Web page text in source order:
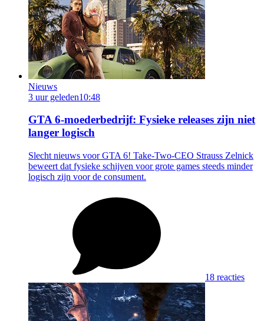
Nieuws
3 uur geleden10:48
GTA 6-moederbedrijf: Fysieke releases zijn niet
langer logisch
Slecht nieuws voor GTA 6! Take-Two-CEO Strauss Zelnick
beweert dat fysieke schijven voor grote games steeds minder
logisch zijn voor de consument.
18 reacties